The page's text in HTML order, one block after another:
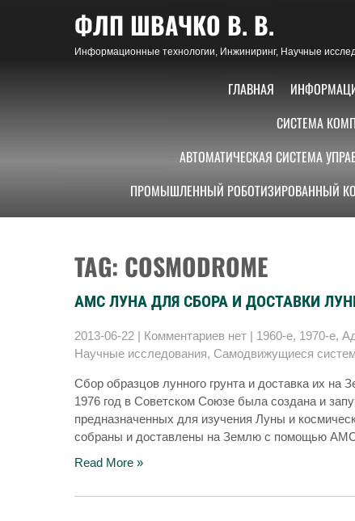
ФЛП ШВАЧКО В. В.
Информационные технологии, Инжиниринг, Научные
ГЛАВНАЯ
СИСТЕМА
АВТОМАТИЧЕСКАЯ СИСТЕМА
ПРОМЫШЛЕННЫЙ РОБОТИЗИРОВАННЫЙ
TAG: COSMODROME
АМС ЛУНА ДЛЯ СБОРА И ДОСТАВКИ
2013-06-22 | Комментариев нет | 1960-е, 1970-е,
Научные исследования, Самодвижущиеся
Сбор образцов лунного грунта и доставка их
1976 год в Советском Союзе была создана и
предназначенных для изучения Луны и
собраны и доставлены на Землю с помощью
Read More »